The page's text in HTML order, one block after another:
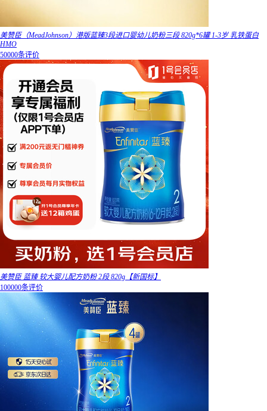
美赞臣（MeadJohnson）港版蓝臻3段进口婴幼儿奶粉三段 820g*6罐 1-3岁 乳铁蛋白
HMO
50000条评价
美赞臣 蓝臻 较大婴儿配方奶粉 2段 820g【新国标】
100000条评价